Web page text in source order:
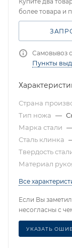
более товара и
Самовывоз
Пункты
Страна
Тип ножа —
Марка стали
Сталь клинка
Твердость
Материал
Все
Если Вы
несогласны с
УКАЗАТЬ